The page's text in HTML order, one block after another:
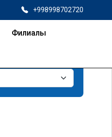
+998998702720
Филиалы